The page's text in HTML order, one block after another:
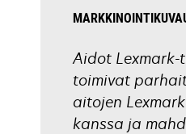
Aidot Lexmark-
toimivat
aitojen
kanssa ja